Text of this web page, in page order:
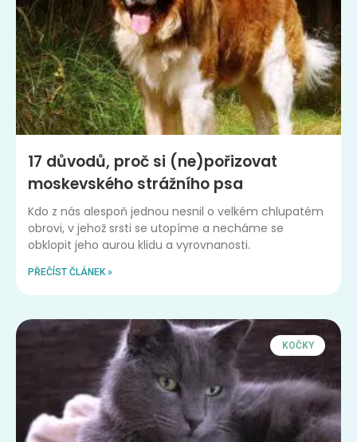
17 důvodů, proč si (ne)pořizovat
moskevského strážního psa
Kdo z nás alespoň jednou nesnil o velkém chlupatém
obrovi, v jehož srsti se utopíme a necháme se
obklopit jeho aurou klidu a vyrovnanosti.
PŘEČÍST ČLÁNEK »
KOČKY